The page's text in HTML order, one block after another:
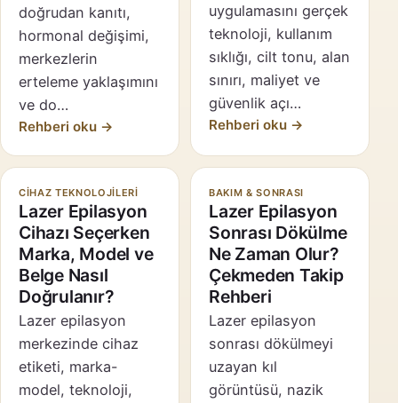
doğrudan kanıtı,
hormonal değişimi,
merkezlerin
erteleme yaklaşımını
ve do…
Rehberi oku →
uygulamasını gerçek
teknoloji, kullanım
sıklığı, cilt tonu, alan
sınırı, maliyet ve
güvenlik açı…
Rehberi oku →
CIHAZ TEKNOLOJILERI
Lazer Epilasyon
Cihazı Seçerken
Marka, Model ve
Belge Nasıl
Doğrulanır?
Lazer epilasyon
merkezinde cihaz
etiketi, marka-
model, teknoloji,
BAKIM & SONRASI
Lazer Epilasyon
Sonrası Dökülme
Ne Zaman Olur?
Çekmeden Takip
Rehberi
Lazer epilasyon
sonrası dökülmeyi
uzayan kıl
görüntüsü, nazik